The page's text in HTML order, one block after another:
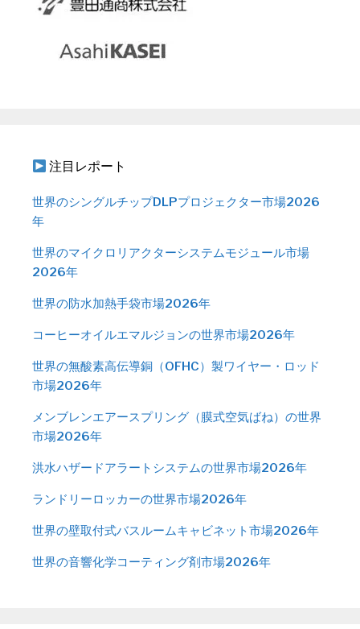
注目レポート
世界のシングルチップDLPプロジェクター市場2026
年
世界のマイクロリアクターシステムモジュール市場
2026年
世界の防水加熱手袋市場2026年
コーヒーオイルエマルジョンの世界市場2026年
世界の無酸素高伝導銅（OFHC）製ワイヤー・ロッド
市場2026年
メンブレンエアースプリング（膜式空気ばね）の世界
市場2026年
洪水ハザードアラートシステムの世界市場2026年
ランドリーロッカーの世界市場2026年
世界の壁取付式バスルームキャビネット市場2026年
世界の音響化学コーティング剤市場2026年